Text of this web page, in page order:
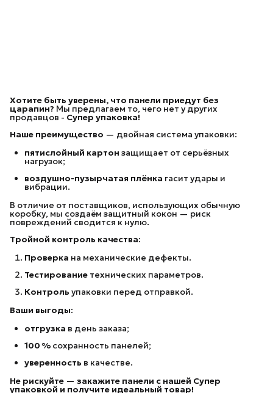
Хотите быть уверены, что панели приедут без
царапин? Мы предлагаем то, чего нет у других
продавцов - Супер упаковка!
Наше преимущество — двойная система упаковки:
пятислойный картон защищает от серьёзных
нагрузок;
воздушно‑пузырчатая плёнка гасит удары и
вибрации.
В отличие от поставщиков, использующих обычную
коробку, мы создаём защитный кокон — риск
повреждений сводится к нулю.
Тройной контроль качества:
Проверка на механические дефекты.
Тестирование технических параметров.
Контроль упаковки перед отправкой.
Ваши выгоды:
отгрузка в день заказа;
100 % сохранность панелей;
уверенность в качестве.
Не рискуйте — закажите панели с нашей Супер
упаковкой и получите идеальный товар!